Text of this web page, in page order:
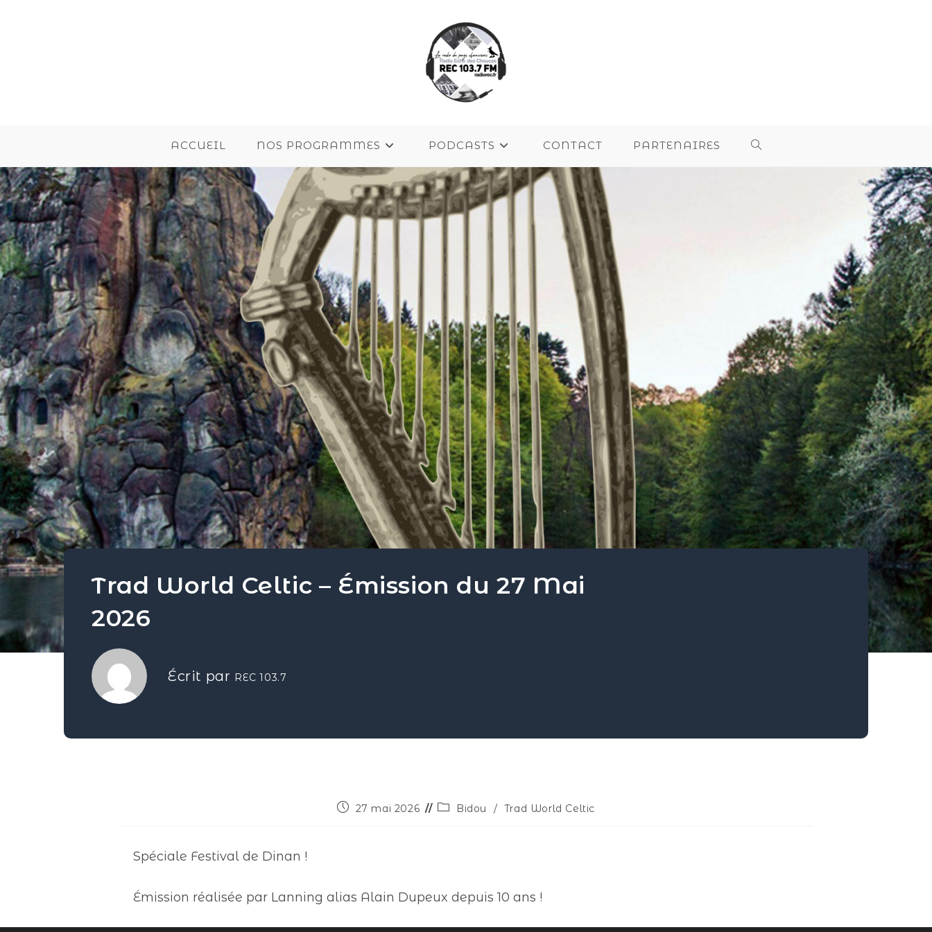
ACCUEIL NOS PROGRAMMES PODCASTS CONTACT PARTENAIRES
Trad World Celtic – Émission du 27 Mai
2026
Écrit par REC 103.7
27 mai 2026 Bidou / Trad World Celtic
Spéciale Festival de Dinan !
Émission réalisée par Lanning alias Alain Dupeux depuis 10 ans !